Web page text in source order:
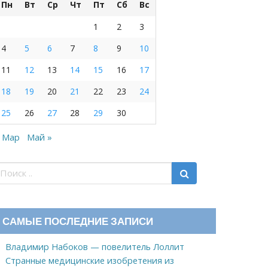
Пн Вт Ср Чт Пт Сб
Вс
1
2
3
4
5 6 7 8 9
10
11
12 13 14 15 16
17
18
19 20 21 22 23
24
25
26 27 28 29 30
Мар Май »
САМЫЕ ПОСЛЕДНИЕ ЗАПИСИ
Владимир Набоков — повелитель Лоллит
Странные медицинские изобретения из